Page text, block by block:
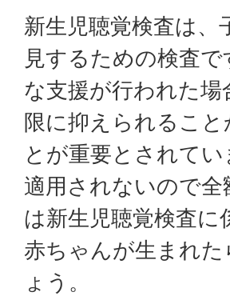
新生児聴覚検査は
見するための検査
な支援が行われた
限に抑えられるこ
とが重要とされて
適用されないので
は新生児聴覚検査
赤ちゃんが生まれ
ょう。